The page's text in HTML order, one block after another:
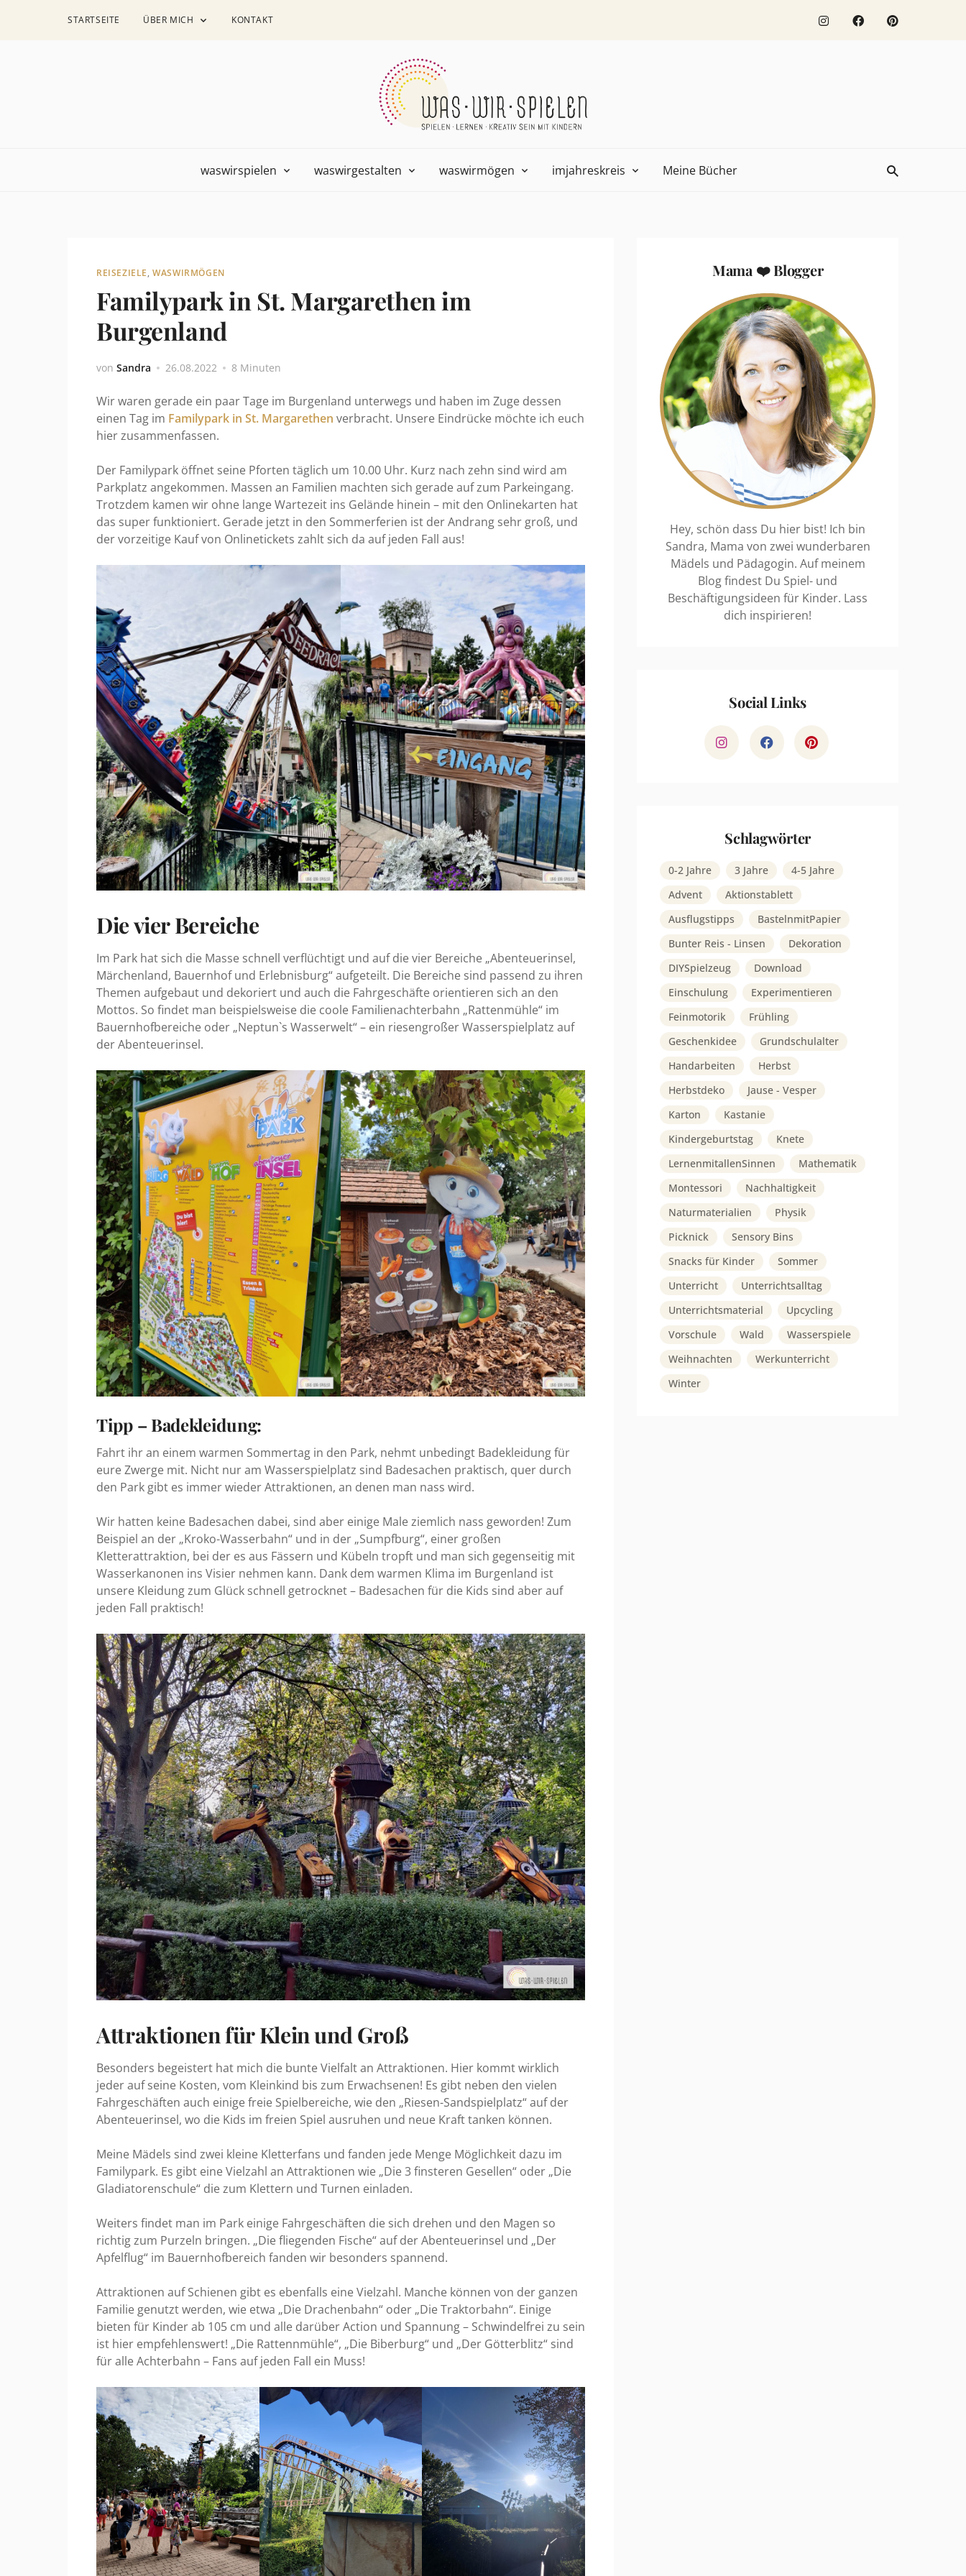
STARTSEITE ÜBER MICH KONTAKT
waswirspielen waswirgestalten waswirmögen imjahreskreis Meine Bücher
REISEZIELE,WASWIRMÖGEN
Familypark in St. Margarethen im
Burgenland
von Sandra 26.08.2022 8 Minuten
Wir waren gerade ein paar Tage im Burgenland unterwegs und haben im Zuge dessen
einen Tag im Familypark in St. Margarethen verbracht. Unsere Eindrücke möchte ich euch
hier zusammenfassen.
Der Familypark öffnet seine Pforten täglich um 10.00 Uhr. Kurz nach zehn sind wird am
Parkplatz angekommen. Massen an Familien machten sich gerade auf zum Parkeingang.
Trotzdem kamen wir ohne lange Wartezeit ins Gelände hinein – mit den Onlinekarten hat
das super funktioniert. Gerade jetzt in den Sommerferien ist der Andrang sehr groß, und
der vorzeitige Kauf von Onlinetickets zahlt sich da auf jeden Fall aus!
Die vier Bereiche
Im Park hat sich die Masse schnell verflüchtigt und auf die vier Bereiche „Abenteuerinsel,
Märchenland, Bauernhof und Erlebnisburg“ aufgeteilt. Die Bereiche sind passend zu ihren
Themen aufgebaut und dekoriert und auch die Fahrgeschäfte orientieren sich an den
Mottos. So findet man beispielsweise die coole Familienachterbahn „Rattenmühle“ im
Bauernhofbereiche oder „Neptun`s Wasserwelt“ – ein riesengroßer Wasserspielplatz auf
der Abenteuerinsel.
Tipp – Badekleidung:
Fahrt ihr an einem warmen Sommertag in den Park, nehmt unbedingt Badekleidung für
eure Zwerge mit. Nicht nur am Wasserspielplatz sind Badesachen praktisch, quer durch
den Park gibt es immer wieder Attraktionen, an denen man nass wird.
Wir hatten keine Badesachen dabei, sind aber einige Male ziemlich nass geworden! Zum
Beispiel an der „Kroko-Wasserbahn“ und in der „Sumpfburg“, einer großen
Kletterattraktion, bei der es aus Fässern und Kübeln tropft und man sich gegenseitig mit
Wasserkanonen ins Visier nehmen kann. Dank dem warmen Klima im Burgenland ist
unsere Kleidung zum Glück schnell getrocknet – Badesachen für die Kids sind aber auf
jeden Fall praktisch!
Attraktionen für Klein und Groß
Besonders begeistert hat mich die bunte Vielfalt an Attraktionen. Hier kommt wirklich
jeder auf seine Kosten, vom Kleinkind bis zum Erwachsenen! Es gibt neben den vielen
Fahrgeschäften auch einige freie Spielbereiche, wie den „Riesen-Sandspielplatz“ auf der
Abenteuerinsel, wo die Kids im freien Spiel ausruhen und neue Kraft tanken können.
Meine Mädels sind zwei kleine Kletterfans und fanden jede Menge Möglichkeit dazu im
Familypark. Es gibt eine Vielzahl an Attraktionen wie „Die 3 finsteren Gesellen“ oder „Die
Gladiatorenschule“ die zum Klettern und Turnen einladen.
Weiters findet man im Park einige Fahrgeschäften die sich drehen und den Magen so
richtig zum Purzeln bringen. „Die fliegenden Fische“ auf der Abenteuerinsel und „Der
Apfelflug“ im Bauernhofbereich fanden wir besonders spannend.
Attraktionen auf Schienen gibt es ebenfalls eine Vielzahl. Manche können von der ganzen
Familie genutzt werden, wie etwa „Die Drachenbahn“ oder „Die Traktorbahn“. Einige
bieten für Kinder ab 105 cm und alle darüber Action und Spannung – Schwindelfrei zu sein
ist hier empfehlenswert! „Die Rattennmühle“, „Die Biberburg“ und „Der Götterblitz“ sind
für alle Achterbahn – Fans auf jeden Fall ein Muss!
Mama ❤️ Blogger
Hey, schön dass Du hier bist! Ich bin
Sandra, Mama von zwei wunderbaren
Mädels und Pädagogin. Auf meinem
Blog findest Du Spiel- und
Beschäftigungsideen für Kinder. Lass
dich inspirieren!
Social Links
Schlagwörter
0-2 Jahre 3 Jahre
4-5 Jahre
Advent
Aktionstablett
Ausflugstipps
BastelnmitPapier
Bunter Reis - Linsen
Dekoration
DIYSpielzeug
Download
Einschulung
Experimentieren
Feinmotorik
Frühling
Geschenkidee
Grundschulalter
Handarbeiten
Herbst
Herbstdeko
Jause - Vesper
Karton
Kastanie
Kindergeburtstag
Knete
LernenmitallenSinnen
Mathematik
Montessori
Nachhaltigkeit
Naturmaterialien
Physik
Picknick
Sensory Bins
Snacks für Kinder
Sommer
Unterricht
Unterrichtsalltag
Unterrichtsmaterial
Upcycling
Vorschule
Wald
Wasserspiele
Weihnachten
Werkunterricht
Winter